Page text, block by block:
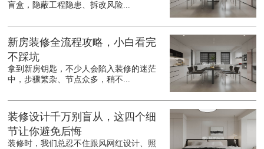
盲盒，隐蔽工程隐患、拆改风险...
新房装修全流程攻略，小白看完
不踩坑
拿到新房钥匙，不少人会陷入装修的迷茫
中，步骤繁杂、节点众多，稍不...
装修设计千万别盲从，这四个细
节让你避免后悔
装修时，我们总忍不住跟风网红设计、照